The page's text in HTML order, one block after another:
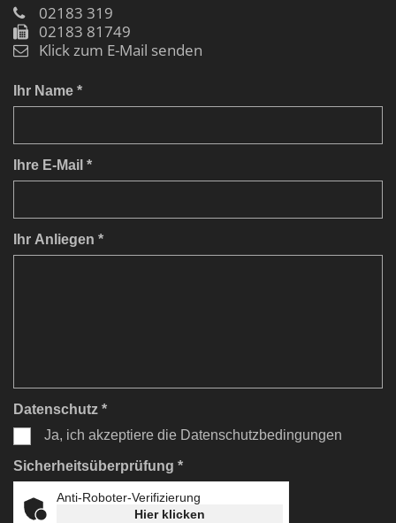
02183 319
02183 81749
Klick zum E-Mail senden
Ihr Name *
Ihre E-Mail *
Ihr Anliegen *
Datenschutz *
Ja, ich akzeptiere die Datenschutzbedingungen
Sicherheitsüberprüfung *
Anti-Roboter-Verifizierung
Hier klicken